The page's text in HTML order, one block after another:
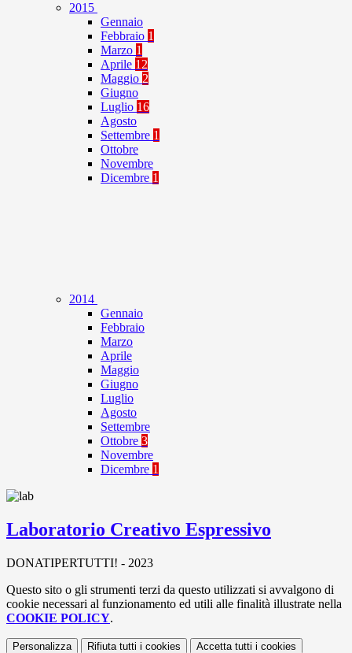
2015
Gennaio
Febbraio 1
Marzo 1
Aprile 12
Maggio 2
Giugno
Luglio 16
Agosto
Settembre 1
Ottobre
Novembre
Dicembre 1
2014
Gennaio
Febbraio
Marzo
Aprile
Maggio
Giugno
Luglio
Agosto
Settembre
Ottobre 3
Novembre
Dicembre 1
Laboratorio Creativo Espressivo
DONATIPERTUTTI! - 2023
Questo sito o gli strumenti terzi da questo utilizzati si avvalgono di
cookie necessari al funzionamento ed utili alle finalità illustrate nella
COOKIE POLICY.
Personalizza Rifiuta tutti i cookies Accetta tutti i cookies